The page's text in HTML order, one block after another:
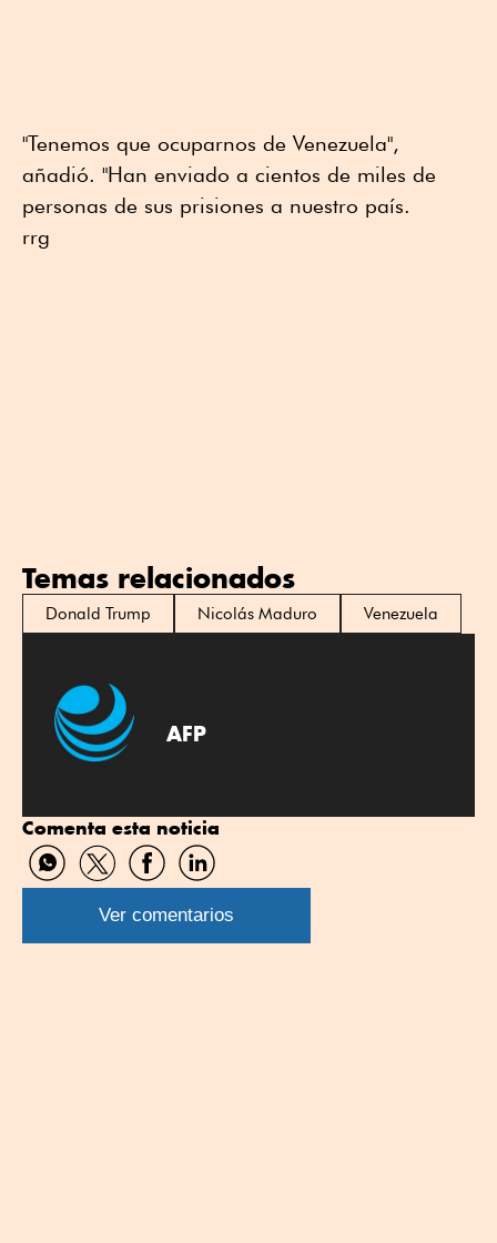
"Tenemos que ocuparnos de Venezuela",
añadió. "Han enviado a cientos de miles de
personas de sus prisiones a nuestro país.
rrg
Temas relacionados
Donald Trump Nicolás Maduro Venezuela
AFP
Comenta esta noticia
Compartir
por
WhatsApp
Compartir
por
Twitter
Compartir
por
Facebook
Compartir
por
Linkedin
Ver comentarios